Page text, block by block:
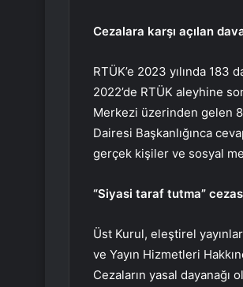
Cezalara karşı açılan
RTÜK’e 2023 yılında 183
2022’de RTÜK aleyhine
Merkezi üzerinden gelen
Dairesi Başkanlığınca
gerçek kişiler ve sosyal
“Siyasi taraf tutma”
Üst Kurul, eleştirel
ve Yayın Hizmetleri
Cezaların yasal dayanağı